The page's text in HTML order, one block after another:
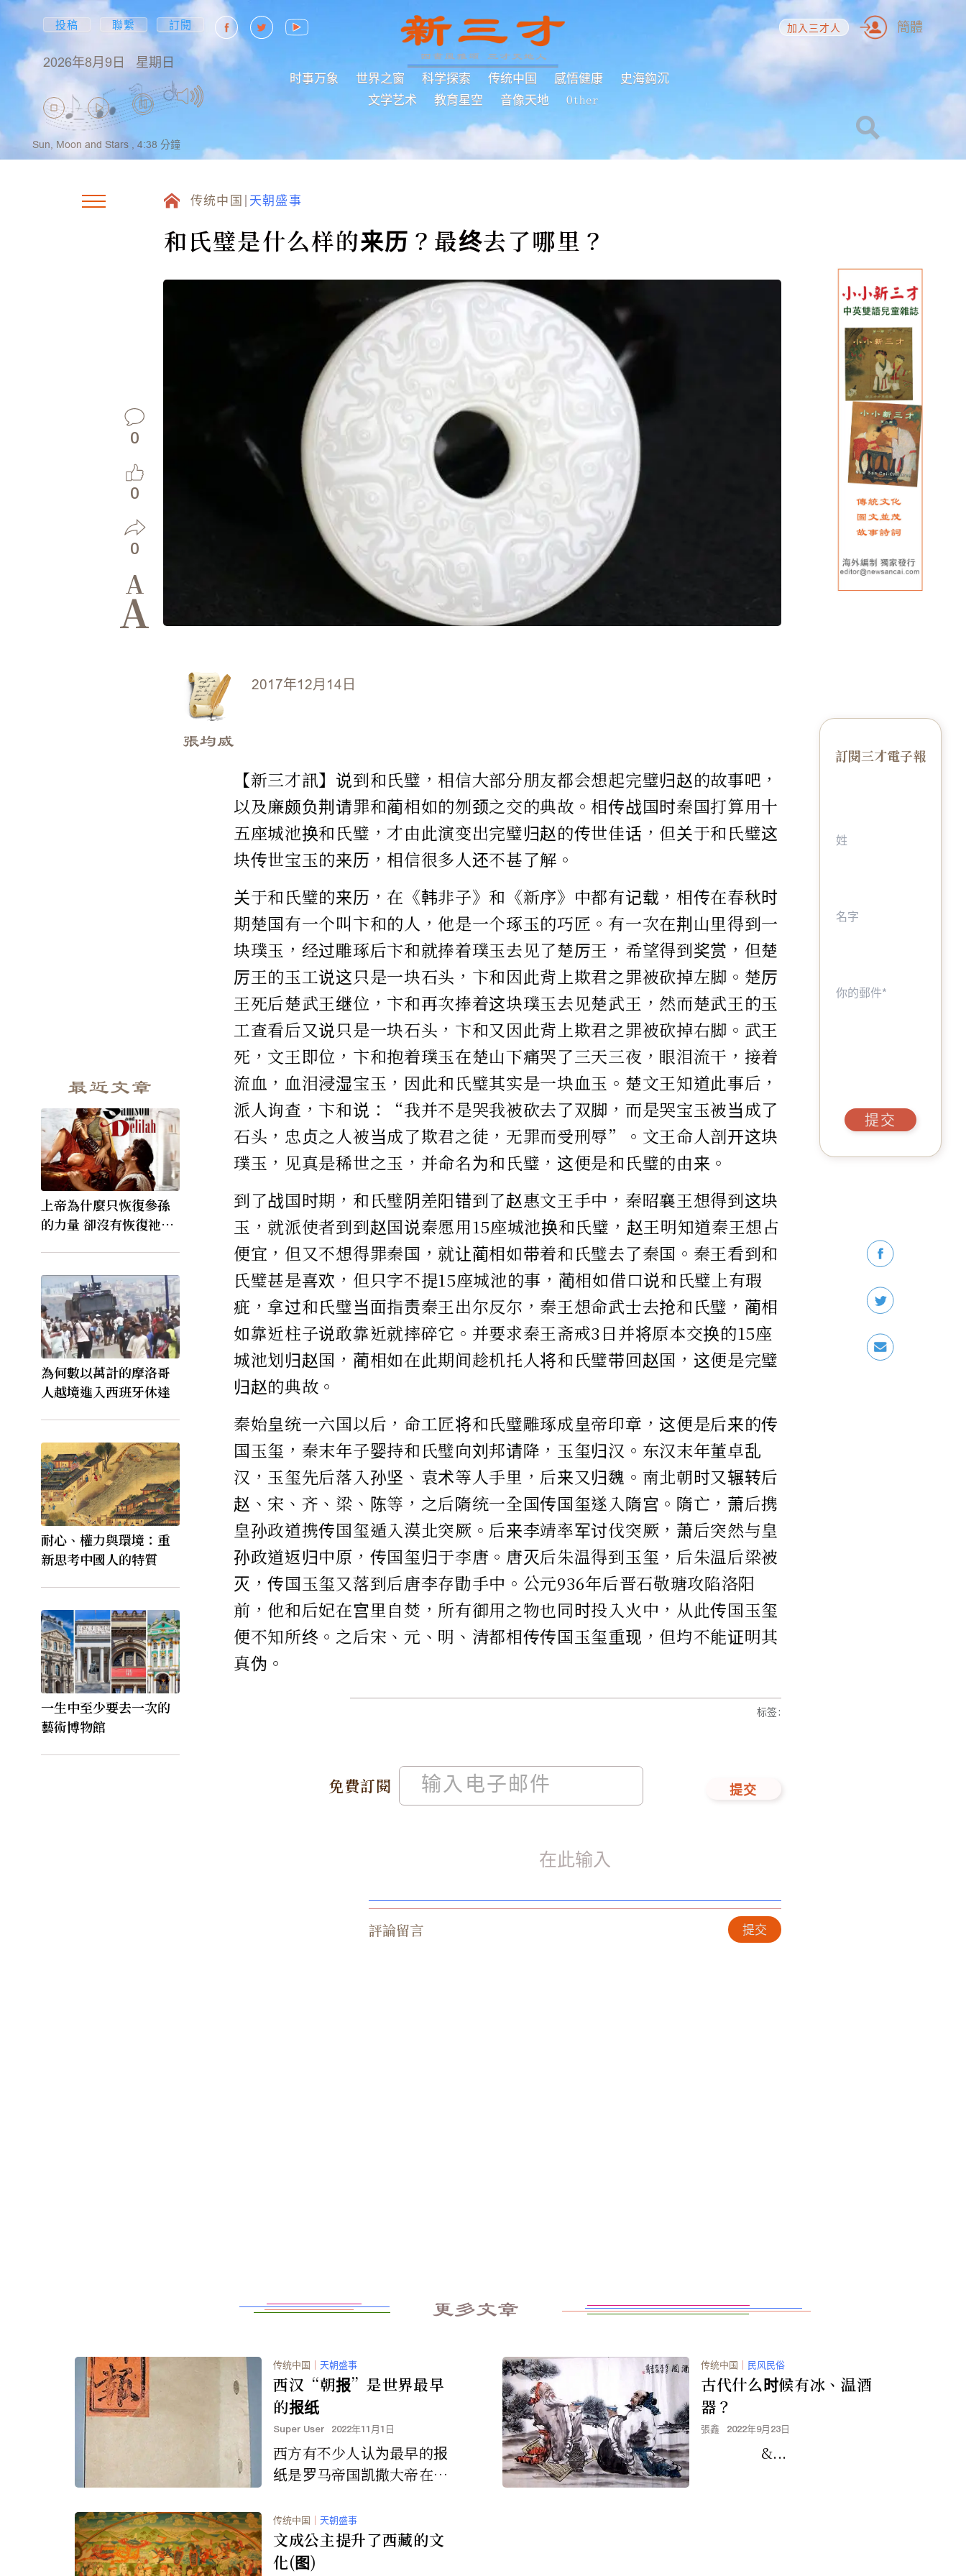
投稿 聯繫 訂閱
2026年8月9日 星期日
时事万象 世界之窗 科学探索 传统中国 感悟健康
史海鈎沉
文学艺术
教育星空 音像天地 Other
加入三才人 簡體
Sun, Moon and Stars , 4:38 分鐘
传统中国 天朝盛事
和氏璧是什么样的来历？最终去了哪里？
0
0
0
A
A
最近文章
上帝為什麼只恢復參孫
的力量 卻沒有恢復祂的
為何數以萬計的摩洛哥
人越境進入西班牙休達
耐心、權力與環境：重
新思考中國人的特質
一生中至少要去一次的
藝術博物館
2017年12月14日
張均威
【新三才訊】说到和氏璧，相信大部分朋友都会想起完璧归赵的故事吧，
以及廉颇负荆请罪和蔺相如的刎颈之交的典故。相传战国时秦国打算用十
五座城池换和氏璧，才由此演变出完璧归赵的传世佳话，但关于和氏璧这
块传世宝玉的来历，相信很多人还不甚了解。
关于和氏璧的来历，在《韩非子》和《新序》中都有记载，相传在春秋时
期楚国有一个叫卞和的人，他是一个琢玉的巧匠。有一次在荆山里得到一
块璞玉，经过雕琢后卞和就捧着璞玉去见了楚厉王，希望得到奖赏，但楚
厉王的玉工说这只是一块石头，卞和因此背上欺君之罪被砍掉左脚。楚厉
王死后楚武王继位，卞和再次捧着这块璞玉去见楚武王，然而楚武王的玉
工查看后又说只是一块石头，卞和又因此背上欺君之罪被砍掉右脚。武王
死，文王即位，卞和抱着璞玉在楚山下痛哭了三天三夜，眼泪流干，接着
流血，血泪浸湿宝玉，因此和氏璧其实是一块血玉。楚文王知道此事后，
派人询查，卞和说：“我并不是哭我被砍去了双脚，而是哭宝玉被当成了
石头，忠贞之人被当成了欺君之徒，无罪而受刑辱”。文王命人剖开这块
璞玉，见真是稀世之玉，并命名为和氏璧，这便是和氏璧的由来。
到了战国时期，和氏璧阴差阳错到了赵惠文王手中，秦昭襄王想得到这块
玉，就派使者到到赵国说秦愿用15座城池换和氏璧，赵王明知道秦王想占
便宜，但又不想得罪秦国，就让蔺相如带着和氏璧去了秦国。秦王看到和
氏璧甚是喜欢，但只字不提15座城池的事，蔺相如借口说和氏璧上有瑕
疵，拿过和氏璧当面指责秦王出尔反尔，秦王想命武士去抢和氏璧，蔺相
如靠近柱子说敢靠近就摔碎它。并要求秦王斋戒3日并将原本交换的15座
城池划归赵国，蔺相如在此期间趁机托人将和氏璧带回赵国，这便是完璧
归赵的典故。
秦始皇统一六国以后，命工匠将和氏璧雕琢成皇帝印章，这便是后来的传
国玉玺，秦末年子婴持和氏璧向刘邦请降，玉玺归汉。东汉末年董卓乱
汉，玉玺先后落入孙坚、袁术等人手里，后来又归魏。南北朝时又辗转后
赵、宋、齐、梁、陈等，之后隋统一全国传国玺遂入隋宫。隋亡，萧后携
皇孙政道携传国玺遁入漠北突厥。后来李靖率军讨伐突厥，萧后突然与皇
孙政道返归中原，传国玺归于李唐。唐灭后朱温得到玉玺，后朱温后梁被
灭，传国玉玺又落到后唐李存勖手中。公元936年后晋石敬瑭攻陷洛阳
前，他和后妃在宫里自焚，所有御用之物也同时投入火中，从此传国玉玺
便不知所终。之后宋、元、明、清都相传传国玉玺重现，但均不能证明其
真伪。
免費訂閱 提交
标签:
評論留言 提交
訂閱三才電子報
提交
更多文章
传统中国 ｜ 天朝盛事
西汉“朝报”是世界最早
的报纸
Super User 2022年11月1日
西方有不少人认为最早的报
纸是罗马帝国凯撒大帝在西
纪闻》。其实，就办报年代
而言，中国的《邸报...
传统中国 ｜ 民风民俗
古代什么时候有冰、温酒
器？
張鑫 2022年9月23日
&...
传统中国 ｜ 天朝盛事
文成公主提升了西藏的文
化(图)